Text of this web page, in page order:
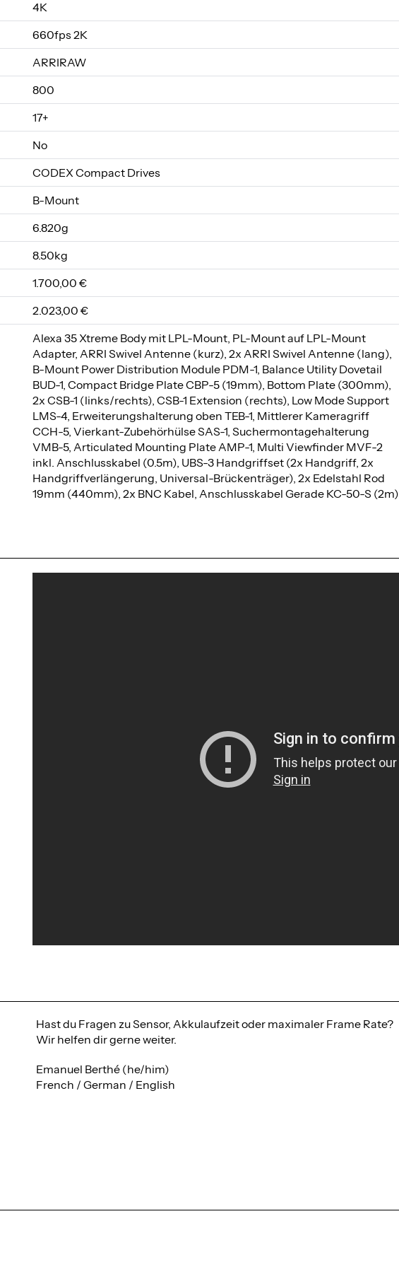
4K
660fps 2K
ARRIRAW
800
17+
No
CODEX Compact Drives
B-Mount
6.820g
8.50kg
1.700,00 €
2.023,00 €
Alexa 35 Xtreme Body mit LPL-Mount, PL-Mount auf LPL-Mount
Adapter, ARRI Swivel Antenne (kurz), 2x ARRI Swivel Antenne (lang),
B-Mount Power Distribution Module PDM-1, Balance Utility Dovetail
BUD-1, Compact Bridge Plate CBP-5 (19mm), Bottom Plate (300mm),
2x CSB-1 (links/rechts), CSB-1 Extension (rechts), Low Mode Support
LMS-4, Erweiterungshalterung oben TEB-1, Mittlerer Kameragriff
CCH-5, Vierkant-Zubehörhülse SAS-1, Suchermontagehalterung
VMB-5, Articulated Mounting Plate AMP-1, Multi Viewfinder MVF-2
inkl. Anschlusskabel (0.5m), UBS-3 Handgriffset (2x Handgriff, 2x
Handgriffverlängerung, Universal-Brückenträger), 2x Edelstahl Rod
19mm (440mm), 2x BNC Kabel, Anschlusskabel Gerade KC-50-S (2m)
Hast du Fragen zu Sensor, Akkulaufzeit oder maximaler Frame Rate?
Wir helfen dir gerne weiter.
Emanuel Berthé (he/him)
French / German / English